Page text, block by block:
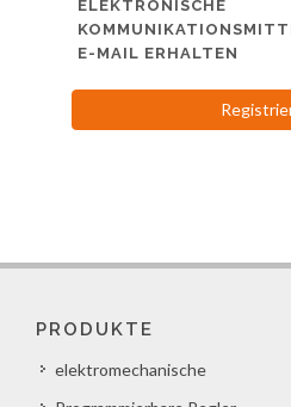
ELEKTRONISCHE
E-MAIL ERHALTEN
PRODUKTE
elektromechanische